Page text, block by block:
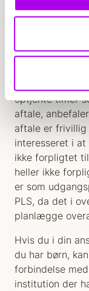
egen institution
Du kan lave en
løbet af hele
optjente timer
aftale,
aftale er
interesseret i
ikke forpligtet
heller ikke
er som
PLS, da det i
planlægge
Hvis du i din
du har børn,
forbindelse
institution der